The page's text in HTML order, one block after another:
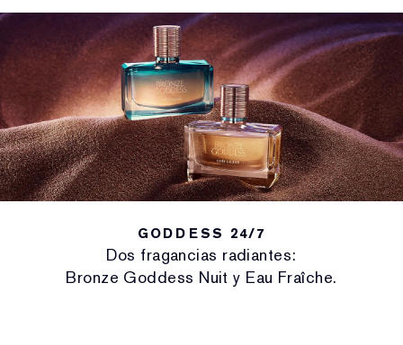
GODDESS 24/7
Dos fragancias radiantes:
Bronze Goddess Nuit y Eau Fraîche.